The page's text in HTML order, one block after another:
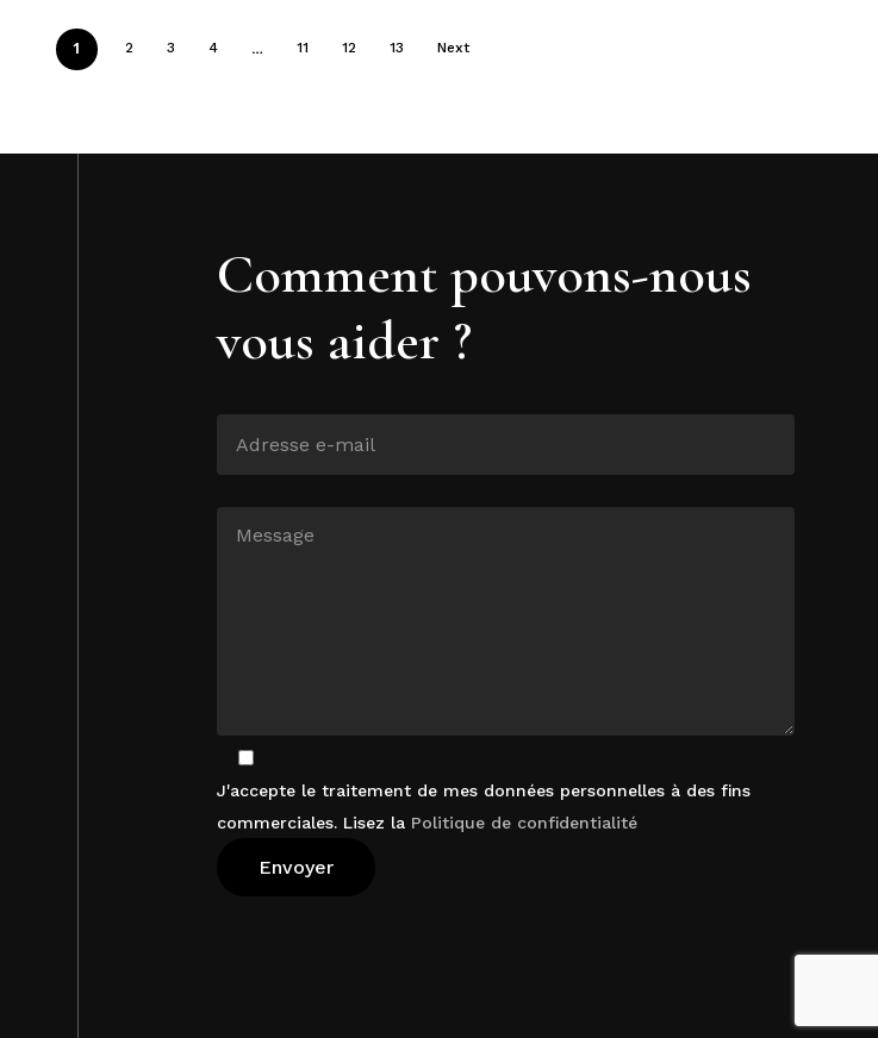
1 2 3 4 … 11 12 13 Next
Comment pouvons-nous
vous aider ?
J'accepte le traitement de mes données personnelles à des fins
commerciales. Lisez la Politique de confidentialité